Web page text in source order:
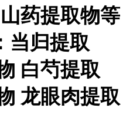
山药提取物等
当归提取
白芍提取
龙眼肉提取